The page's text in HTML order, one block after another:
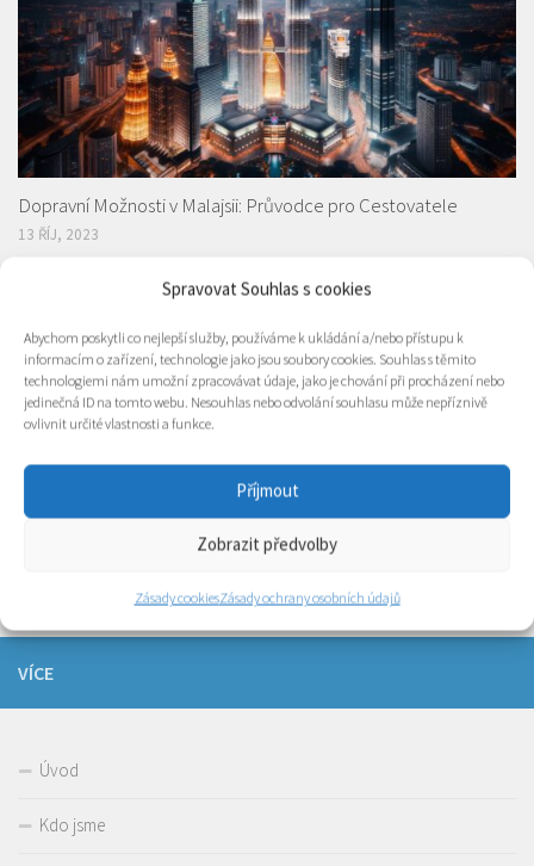
Spravovat Souhlas s cookies
Abychom poskytli co nejlepší služby, používáme k ukládání a/nebo přístupu k
informacím o zařízení, technologie jako jsou soubory cookies. Souhlas s těmito
technologiemi nám umožní zpracovávat údaje, jako je chování při procházení nebo
jedinečná ID na tomto webu. Nesouhlas nebo odvolání souhlasu může nepříznivě
ovlivnit určité vlastnosti a funkce.
Příjmout
Zobrazit předvolby
Zásady cookiesZásady ochrany osobních údajů
Dopravní Možnosti v Malajsii: Průvodce pro Cestovatele
13 ŘÍJ, 2023
Jak jsem potkala ÁJURVÉDU – část 2.
VÍCE
Úvod
Kdo jsme